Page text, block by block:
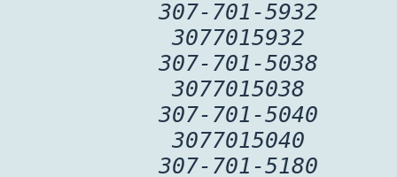
307-701-5932
3077015932
307-701-5038
3077015038
307-701-5040
3077015040
307-701-5180